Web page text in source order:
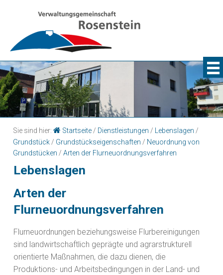
Sie sind hier: Startseite / Dienstleistungen / Lebenslagen /
Grundstück / Grundstückseigenschaften / Neuordnung von
Grundstücken / Arten der Flurneuordnungsverfahren
Lebenslagen
Arten der
Flurneuordnungsverfahren
Flurneuordnungen beziehungsweise Flurbereinigungen
sind landwirtschaftlich geprägte und agrarstrukturell
orientierte Maßnahmen, die dazu dienen, die
Produktions- und Arbeitsbedingungen in der Land- und